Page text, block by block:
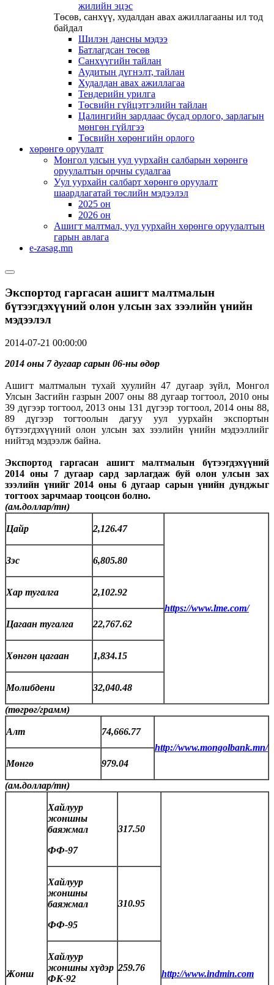
жилийн эцэс
Төсөв, санхүү, худалдан авах ажиллагааны ил тод
байдал
Шилэн дансны мэдээ
Батлагдсан төсөв
Санхүүгийн тайлан
Аудитын дүгнэлт, тайлан
Худалдан авах ажиллагаа
Тендерийн урилга
Төсвийн гүйцэтгэлийн тайлан
Цалингийн зардлаас бусад орлого, зарлагын
мөнгөн гүйлгээ
Төсвийн хөрөнгийн орлого
хөрөнгө оруулалт
Монгол улсын уул уурхайн салбарын хөрөнгө
оруулалтын орчны судалгаа
Уул уурхайн салбарт хөрөнгө оруулалт
шаардлагатай төслийн мэдээлэл
2025 он
2026 он
Ашигт малтмал, уул уурхайн хөрөнгө оруулалтын
гарын авлага
e-zasag.mn
Экспортод гаргасан ашигт малтмалын
бүтээгдэхүүний олон улсын зах зээлийн үнийн
мэдээлэл
2014-07-21 00:00:00
2014 оны 7дугаар сарын 06-ны өдөр
Ашигт малтмалын тухай хуулийн 47 дугаар зүйл, Монгол
Улсын Засгийн газрын 2007 оны 88 дугаар тогтоол, 2010 оны
39 дүгээр тогтоол, 2013 оны 131 дүгээр тогтоол, 2014 оны 88,
89 дүгээр тогтоолын дагуу уул уурхайн экспортын
бүтээгдэхүүний олон улсын зах зээлийн үнийн мэдээллийг
нийтэд мэдээлж байна.
Экспортод гаргасан ашигт малтмалын бүтээгдэхүүний
2014 оны 7 дугаар сард зарлагдаж буй олон улсын зах
зээлийн үнийг 2014 оны 6 дугаар сарын үнийн дунджыг
тогтоох зарчмаар тооцсон болно.
(ам.доллар/тн)
Цайр 2,126.47
https://www.lme.com/
Зэс 6,805.80
Хар тугалга 2,102.92
Цагаан тугалга 22,767.62
Хөнгөн цагаан 1,834.15
Молибдени 32,040.48
(төгрөг/грамм)
Алт
74,666.77
http://www.mongolbank.mn/
Мөнгө
979.04
(ам.доллар/тн)
Жонш
Хайлуур
жоншны
баяжмал
ФФ-97
317.50
http://www.indmin.com
Хайлуур
жоншны
баяжмал
ФФ-95
310.95
Хайлуур
жоншны хүдэр
ФК-92
259.76